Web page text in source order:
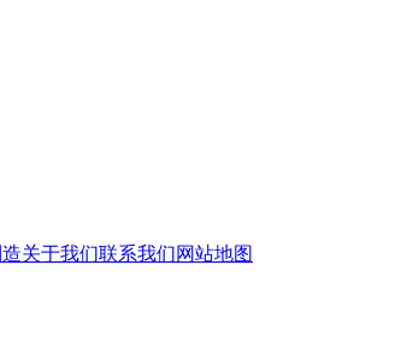
关于我们联系我们网站地图